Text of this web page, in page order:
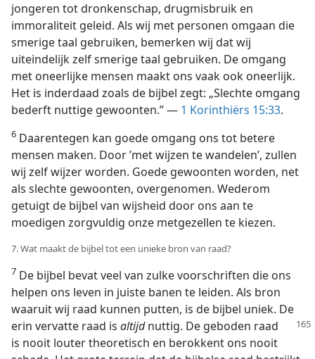
jongeren tot dronkenschap, drugmisbruik en
immoraliteit geleid. Als wij met personen omgaan die
smerige taal gebruiken, bemerken wij dat wij
uiteindelijk zelf smerige taal gebruiken. De omgang
met oneerlijke mensen maakt ons vaak ook oneerlijk.
Het is inderdaad zoals de bijbel zegt: „Slechte omgang
bederft nuttige gewoonten.” — 1 Korinthiërs 15:33.
6 Daarentegen kan goede omgang ons tot betere
mensen maken. Door ’met wijzen te wandelen’, zullen
wij zelf wijzer worden. Goede gewoonten worden, net
als slechte gewoonten, overgenomen. Wederom
getuigt de bijbel van wijsheid door ons aan te
moedigen zorgvuldig onze metgezellen te kiezen.
7. Wat maakt de bijbel tot een unieke bron van raad?
7 De bijbel bevat veel van zulke voorschriften die ons
helpen ons leven in juiste banen te leiden. Als bron
waaruit wij raad kunnen putten, is de bijbel uniek. De
erin vervatte raad is altijdnuttig. De geboden raad
is nooit louter theoretisch en berokkent ons nooit